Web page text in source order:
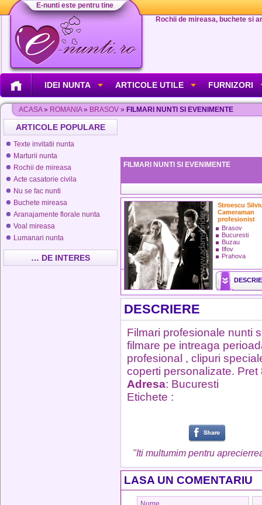
E-nunti este pentru tine
Rochii de mireasa, buchete si
IDEI NUNTA ARTICOLE UTILE FURNIZORI
ACASA» ROMANIA» BRASOV » FILMARI NUNTI SI EVENIMENTE
ARTICOLE POPULARE
Texte invitatii nunta
Marturii nunta
Rochii de mireasa
Acte casatorie civila
Nu se fac nunti
Buchete mireasa
Aranajamente florale nunta
Voal mireasa
Lumanari nunta
… DE INTERES
FILMARI NUNTI SI EVENIMENTE
Stroescu
Cameraman
profesionist
Brasov
Bucuresti
Buzau
Ilfov
Prahova
DESCRIERE
Filmari profesionale nunti
filmare pe intreaga
profesional , clipuri
coperti personalizate.
Adresa: Bucuresti
Etichete :
"Iti multumim pentru
LASA UN COMENTARIU